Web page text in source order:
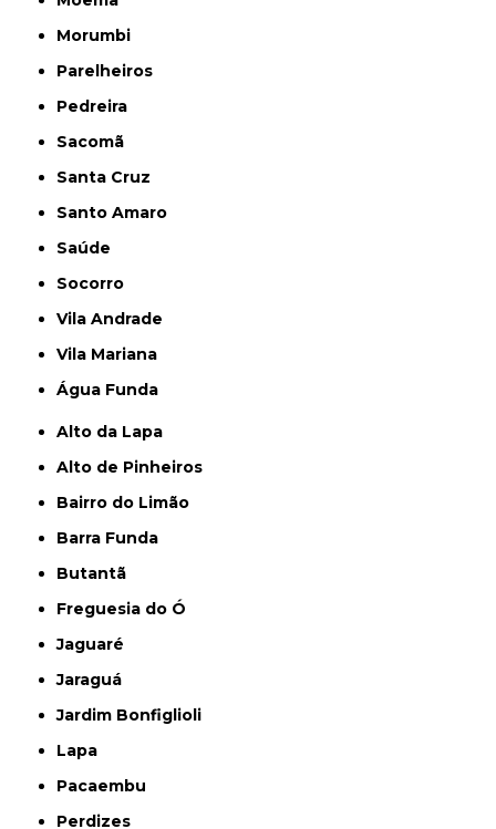
Morumbi
Parelheiros
Pedreira
Sacomã
Santa Cruz
Santo Amaro
Saúde
Socorro
Vila Andrade
Vila Mariana
Água Funda
Alto da Lapa
Alto de Pinheiros
Bairro do Limão
Barra Funda
Butantã
Freguesia do Ó
Jaguaré
Jaraguá
Jardim Bonfiglioli
Lapa
Pacaembu
Perdizes